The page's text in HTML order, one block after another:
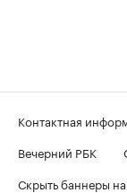
Контактная
Вечерний РБК
Скрыть баннеры